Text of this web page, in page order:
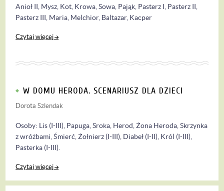
Anioł II, Mysz, Kot, Krowa, Sowa, Pająk, Pasterz I, Pasterz II,
Pasterz III, Maria, Melchior, Baltazar, Kacper
Czytaj więcej
W DOMU HERODA. SCENARIUSZ DLA DZIECI
Dorota Szlendak
Osoby: Lis (I-III), Papuga, Sroka, Herod, Żona Heroda, Skrzynka
z wróżbami, Śmierć, Żołnierz (I-III), Diabeł (I-II), Król (I-III),
Pasterka (I-III).
Czytaj więcej